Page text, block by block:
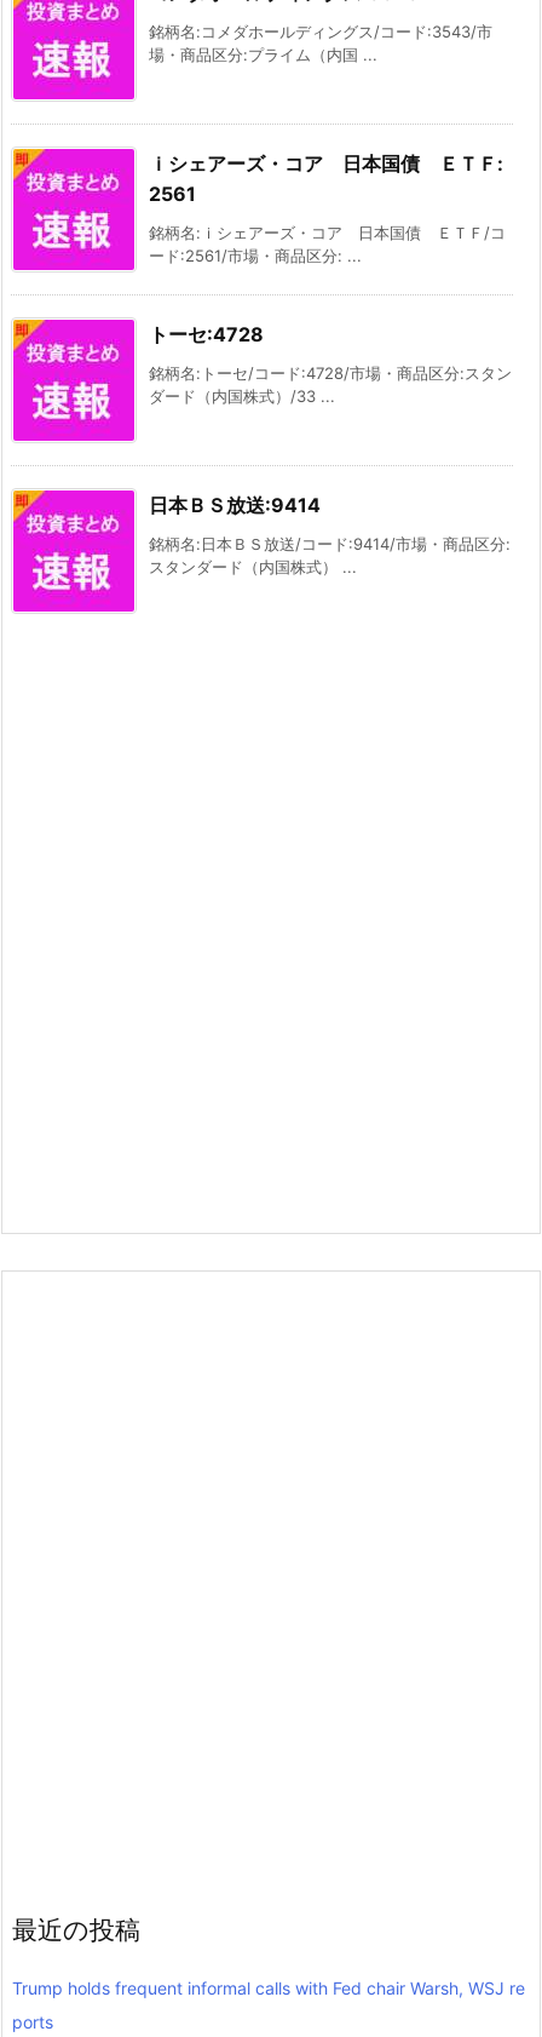
銘柄名:コメダホールディングス/コード:3543/市
場・商品区分:プライム（内国 ...
ｉシェアーズ・コア 日本国債 ＥＴＦ:
2561
銘柄名:ｉシェアーズ・コア 日本国債 ＥＴＦ/コ
ード:2561/市場・商品区分: ...
トーセ:4728
銘柄名:トーセ/コード:4728/市場・商品区分:スタン
ダード（内国株式）/33 ...
日本ＢＳ放送:9414
銘柄名:日本ＢＳ放送/コード:9414/市場・商品区分:
スタンダード（内国株式） ...
最近の投稿
Trump holds frequent informal calls with Fed chair Warsh, WSJ re
ports